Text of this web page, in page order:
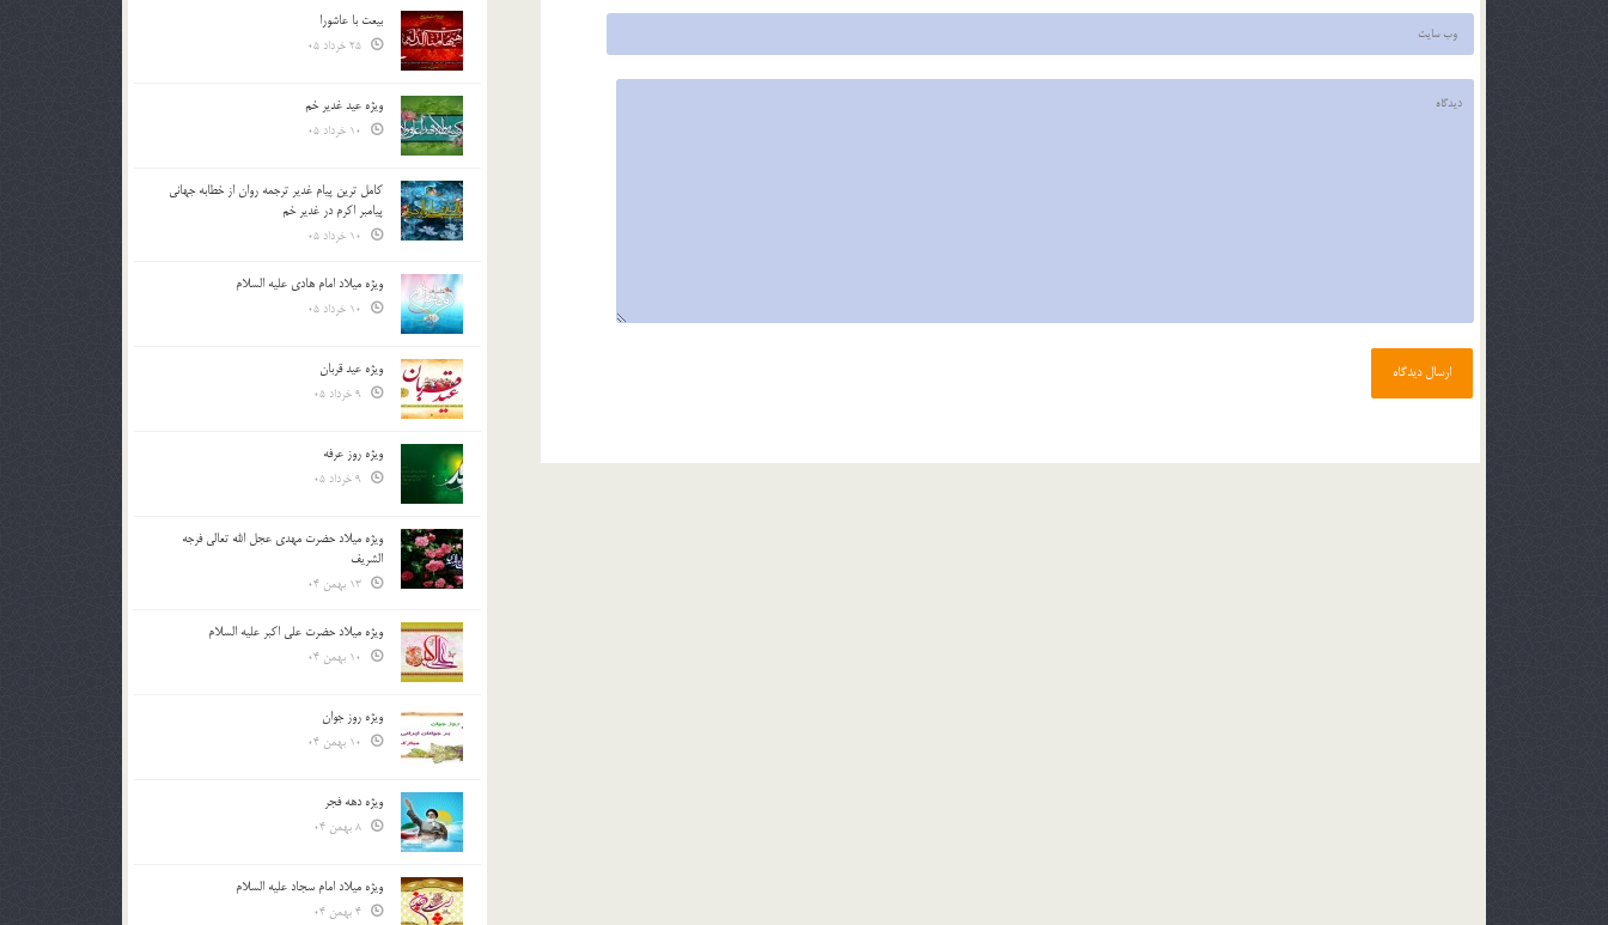
بیعت با عاشورا
ویژه عید غدیر خم
کامل ترین پیام غدیر ترجمه روان از خطابه جهانی
پیامبر اکرم در غدیر خم
ویژه میلاد امام هادی علیه السلام
ویژه عید قربان
ویژه روز عرفه
ویژه میلاد حضرت مهدی عجل الله تعالی فرجه
الشريف
ویژه میلاد حضرت علی اکبر علیه السلام
ویژه روز جوان
ویژه دهه فجر
ویژه میلاد امام سجاد علیه السلام